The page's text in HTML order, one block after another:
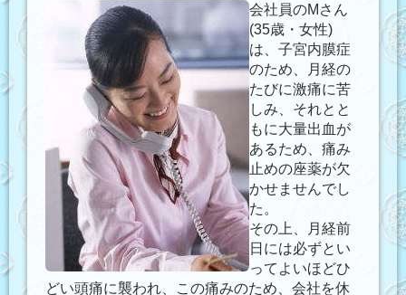
会社員のMさん
(35歳・女性)
は、子宮内膜症
のため、月経の
たびに激痛に苦
しみ、それとと
もに大量出血が
あるため、痛み
止めの座薬が欠
かせませんでし
た。
その上、月経前
日には必ずとい
ってよいほどひ
どい頭痛に襲われ、この痛みのため、会社を休